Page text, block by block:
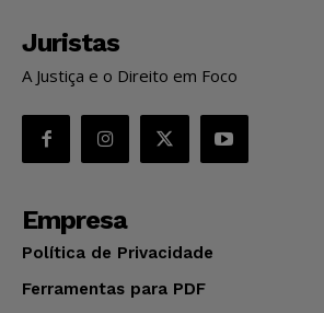
Juristas
A Justiça e o Direito em Foco
Empresa
Política de Privacidade
Ferramentas para PDF